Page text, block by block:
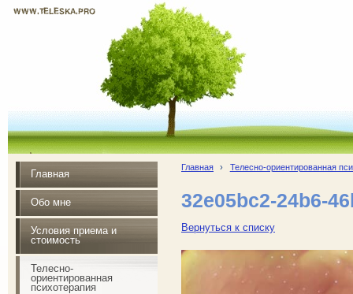
Почувствуй радость жизни
WWW.TELESKA.PRO
Главная
Обо мне
Условия приема и
стоимость
Телесно-
ориентированная
психотерапия
Главная › Телесно-ориентированная
32e05bc2-24b6-
Вернуться к списку